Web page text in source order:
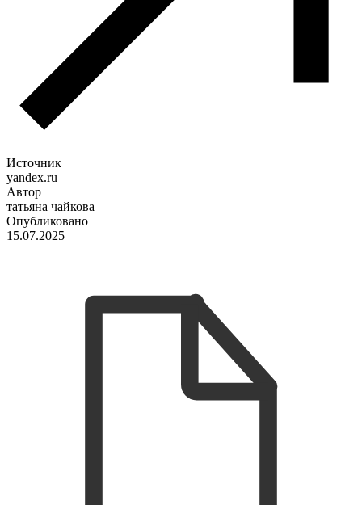
Источник
yandex.ru
Автор
татьяна чайкова
Опубликовано
15.07.2025